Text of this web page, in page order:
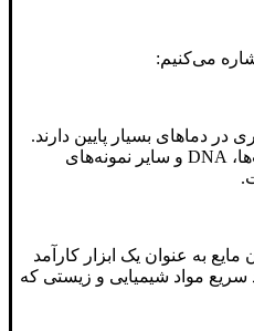
می‌کنیم:
در دماهای بسیار پایین دارند.
نیتروژن مایع می‌تواند دمای مواد را تا حدی پایین بیاورد که از تخریب و تغییرات شیمیایی آن‌ها جلوگیری کند. برای نمونه، در آزمایشگاه‌های بیولوژیکی برای حفظ سلول‌ها، بافت‌ها، DNA و سایر نمونه‌های
به عنوان یک ابزار کارآمد
سریع مواد شیمیایی و زیستی که